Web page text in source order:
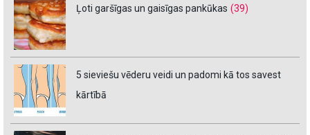
Ļoti garšīgas un gaisīgas pankūkas (39)
5 sieviešu vēderu veidi un padomi kā tos savest
kārtībā